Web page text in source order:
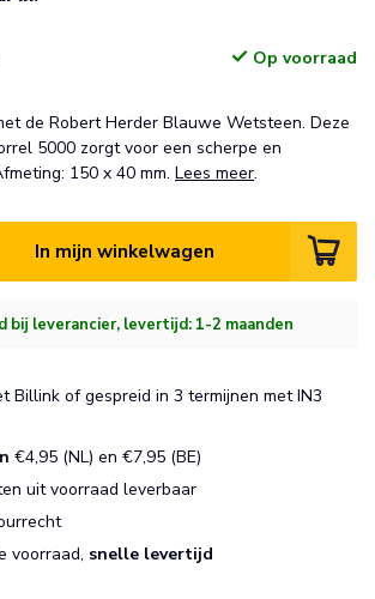
Op voorraad
de Robert Herder Blauwe Wetsteen. Deze
5000 zorgt voor een scherpe en
150 x 40 mm. Lees meer.
In mijn winkelwagen
bij leverancier, levertijd: 1-2 maanden
Billink of gespreid in 3 termijnen met IN3
€4,95 (NL) en €7,95 (BE)
uit voorraad leverbaar
voorraad, snelle levertijd